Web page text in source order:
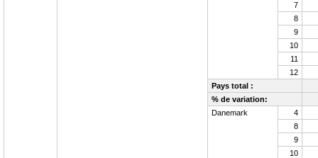
7
8
9
10
11
12
Pays total :
% de variation:
Danemark
4
8
9
10